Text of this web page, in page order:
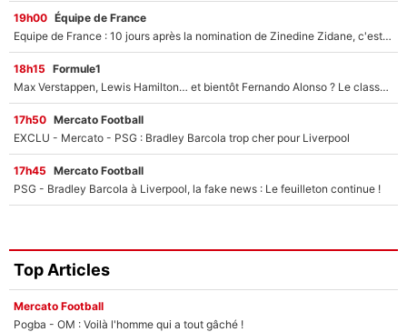
19h00 Équipe de France
Equipe de France : 10 jours après la nomination de Zinedine Zidane, c'est au tour de son fils de prendre un nouveau départ !
18h15 Formule1
Max Verstappen, Lewis Hamilton… et bientôt Fernando Alonso ? Le classement des pilotes les mieux payés en Formule 1 risque de changer !
17h50 Mercato Football
EXCLU - Mercato - PSG : Bradley Barcola trop cher pour Liverpool
17h45 Mercato Football
PSG - Bradley Barcola à Liverpool, la fake news : Le feuilleton continue !
Top Articles
Mercato Football
Pogba - OM : Voilà l'homme qui a tout gâché !